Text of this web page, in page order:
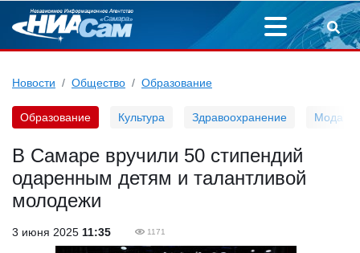
Новости Общество Образование
Образование Культура Здравоохранение Мода
В Самаре вручили 50 стипендий
одаренным детям и талантливой
молодежи
3 июня 2025 11:35 1171